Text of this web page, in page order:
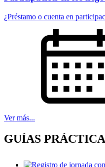
¿Préstamo o cuenta en
Ver más...
GUÍAS